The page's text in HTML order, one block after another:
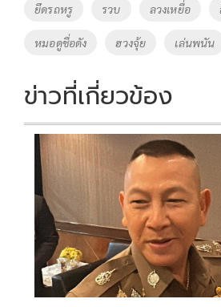
ยึดรถหรู รวบ ลวงเหยื่อ
หมอดูชื่อดัง ฮวงจุ้ย เล่นพนัน
ข่าวที่เกี่ยวข้อง